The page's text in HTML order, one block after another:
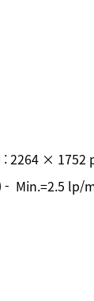
: 2264 × 1752
Min.=2.5 lp/